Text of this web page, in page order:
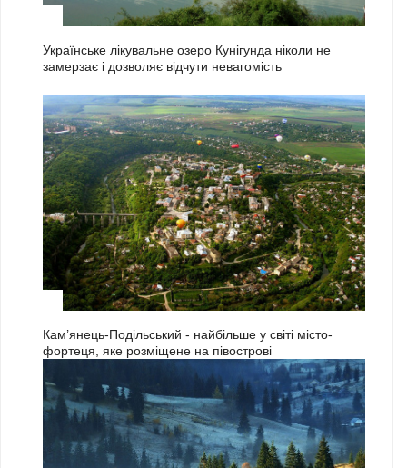
Українське лікувальне озеро Кунігунда ніколи не
замерзає і дозволяє відчути невагомість
Кам’янець-Подільський - найбільше у світі місто-
фортеця, яке розміщене на півострові